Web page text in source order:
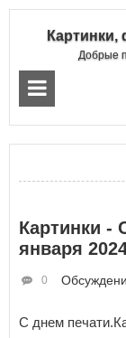
Картинки,
Добрые
Картинки -
января
0
С днем